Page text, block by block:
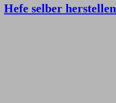
Hefe selber herstellen